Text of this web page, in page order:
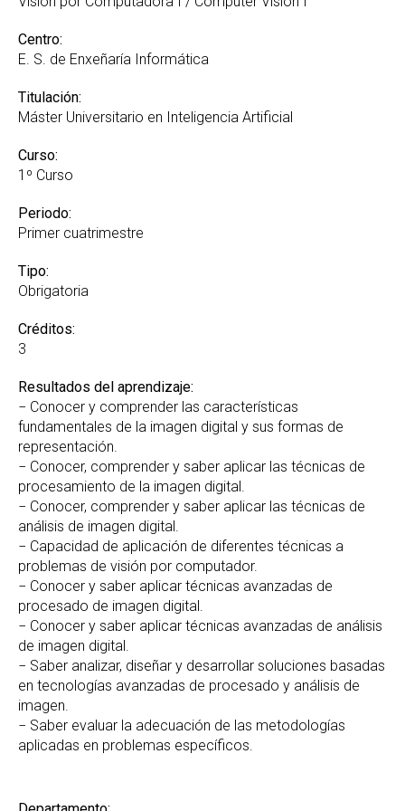
Centro:
E. S. de Enxeñaría Informática
Titulación:
Máster Universitario en Inteligencia Artificial
Curso:
1º Curso
Periodo:
Primer cuatrimestre
Tipo:
Obrigatoria
Créditos:
3
Resultados del aprendizaje:
− Conocer y comprender las características
fundamentales de la imagen digital y sus formas de
representación.
− Conocer, comprender y saber aplicar las técnicas de
procesamiento de la imagen digital.
− Conocer, comprender y saber aplicar las técnicas de
análisis de imagen digital.
− Capacidad de aplicación de diferentes técnicas a
problemas de visión por computador.
− Conocer y saber aplicar técnicas avanzadas de
procesado de imagen digital.
− Conocer y saber aplicar técnicas avanzadas de análisis
de imagen digital.
− Saber analizar, diseñar y desarrollar soluciones basadas
en tecnologías avanzadas de procesado y análisis de
imagen.
− Saber evaluar la adecuación de las metodologías
aplicadas en problemas específicos.